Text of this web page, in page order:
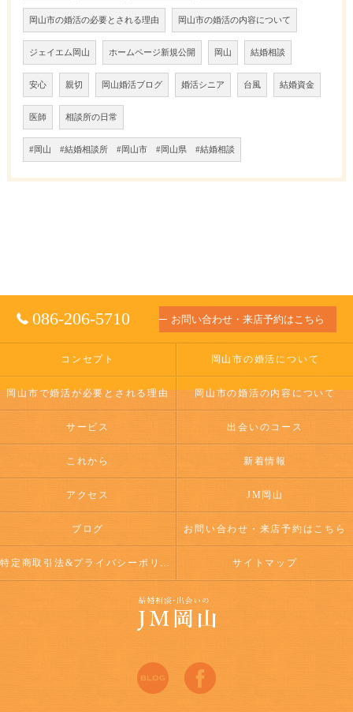
岡山市の婚活の必要とされる理由 岡山市の婚活の内容について
ジェイエム岡山 ホームページ新規公開 岡山 結婚相談
安心 親切 岡山婚活ブログ 婚活シニア 台風 結婚資金
医師 相談所の日常
#岡山 #結婚相談所 #岡山市 #岡山県 #結婚相談
086-206-5710 お問い合わせ・来店予約はこちら
コンセプト 岡山市の婚活について
岡山市で婚活が必要とされる理由 岡山市の婚活の内容について
サービス 出会いのコース
これから 新着情報
アクセス JM岡山
ブログ お問い合わせ・来店予約はこちら
特定商取引法&プライバシーポリシー サイトマップ